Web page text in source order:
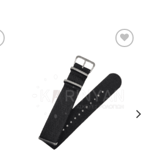
αγαπημένα